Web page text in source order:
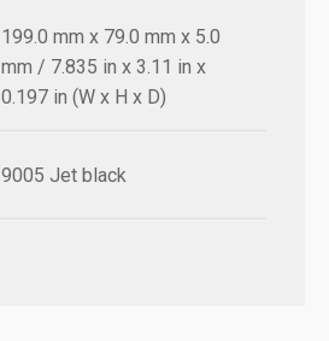
199.0 mm x 79.0 mm x 5.0
mm / 7.835 in x 3.11 in x
0.197 in (W x H x D)
9005 Jet black